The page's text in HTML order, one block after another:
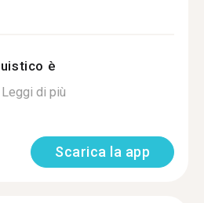
è
Leggi di più
Scarica la app